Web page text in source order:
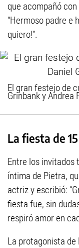
que acompañó
“Hermoso padre e
quiero!”.
El gran festejo de
Grinbank y Andrea
La fiesta de
Entre los invitados
íntima de Pietra,
actriz y escribió:
fiesta fue, sin
respiró amor en
La protagonista